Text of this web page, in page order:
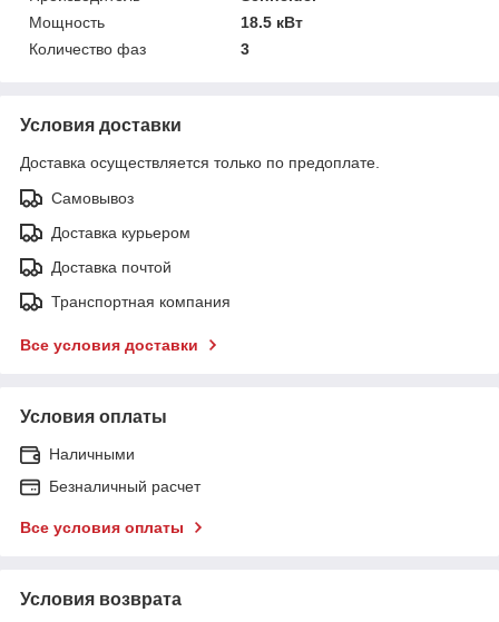
Мощность
18.5 кВт
Количество фаз
3
Условия доставки
Доставка осуществляется только по предоплате.
Самовывоз
Доставка курьером
Доставка почтой
Транспортная компания
Все условия доставки
Условия оплаты
Наличными
Безналичный расчет
Все условия оплаты
Условия возврата